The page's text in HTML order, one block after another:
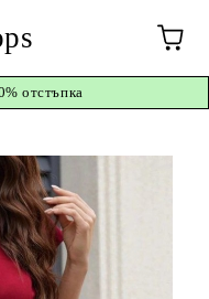
отстъпка